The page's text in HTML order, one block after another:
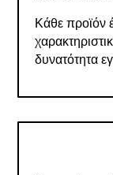
Κάθε προϊόν
δυνατότητα